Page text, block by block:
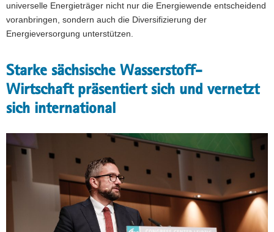
universelle Energieträger nicht nur die Energiewende entscheidend
voranbringen, sondern auch die Diversifizierung der
Energieversorgung unterstützen.
Starke sächsische Wasserstoff-
Wirtschaft präsentiert sich und vernetzt
sich international